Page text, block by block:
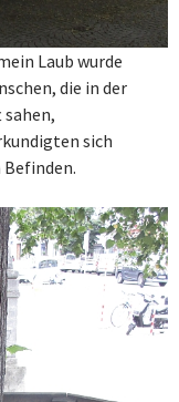
Laub wurde
die in der
sich